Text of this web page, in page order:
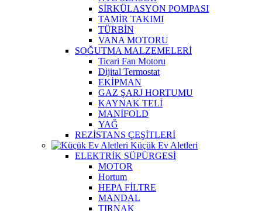
SİRKÜLASYON POMPASI
TAMİR TAKIMI
TÜRBİN
VANA MOTORU
SOĞUTMA MALZEMELERİ
Ticari Fan Motoru
Dijital Termostat
EKİPMAN
GAZ ŞARJ HORTUMU
KAYNAK TELİ
MANİFOLD
YAĞ
REZİSTANS ÇEŞİTLERİ
Küçük Ev Aletleri
ELEKTRİK SÜPÜRGESİ
MOTOR
Hortum
HEPA FİLTRE
MANDAL
TIRNAK